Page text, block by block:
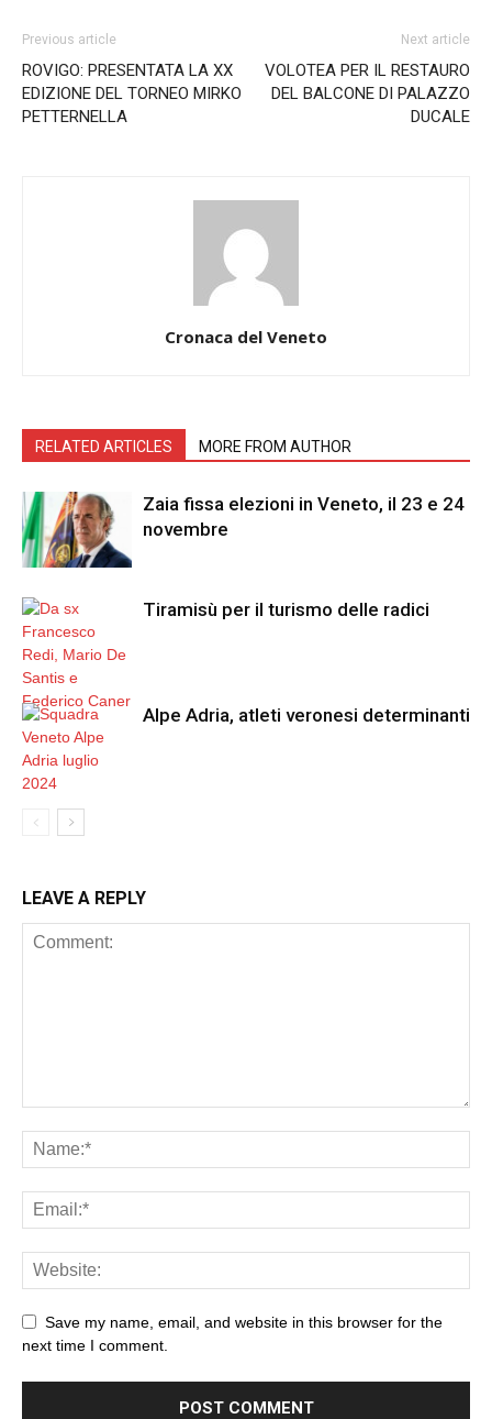
Previous article
ROVIGO: PRESENTATA LA XX
EDIZIONE DEL TORNEO MIRKO
PETTERNELLA
Next article
VOLOTEA PER IL RESTAURO
DEL BALCONE DI PALAZZO
DUCALE
Cronaca del Veneto
RELATED ARTICLES MORE FROM AUTHOR
Zaia fissa elezioni in Veneto, il 23 e 24
novembre
Tiramisù per il turismo delle radici
Alpe Adria, atleti veronesi determinanti
LEAVE A REPLY
Save my name, email, and website in this browser for the
next time I comment.